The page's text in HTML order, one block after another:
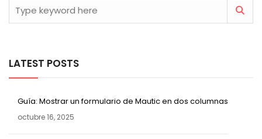
LATEST POSTS
Guía: Mostrar un formulario de Mautic en dos columnas
octubre 16, 2025